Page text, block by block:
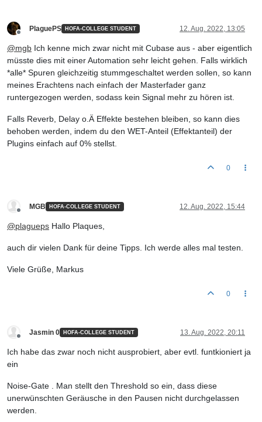
PlaguePS HOFA-COLLEGE STUDENT 12. Aug. 2022, 13:05
@mgb Ich kenne mich zwar nicht mit Cubase aus - aber eigentlich
müsste dies mit einer Automation sehr leicht gehen. Falls wirklich
*alle* Spuren gleichzeitig stummgeschaltet werden sollen, so kann
meines Erachtens nach einfach der Masterfader ganz
runtergezogen werden, sodass kein Signal mehr zu hören ist.
Falls Reverb, Delay o.Ä Effekte bestehen bleiben, so kann dies
behoben werden, indem du den WET-Anteil (Effektanteil) der
Plugins einfach auf 0% stellst.
0
MGB HOFA-COLLEGE STUDENT 12. Aug. 2022, 15:44
@plagueps Hallo Plaques,
auch dir vielen Dank für deine Tipps. Ich werde alles mal testen.
Viele Grüße, Markus
0
Jasmin 0 HOFA-COLLEGE STUDENT 13. Aug. 2022, 20:11
Ich habe das zwar noch nicht ausprobiert, aber evtl. funtkioniert ja
ein
Noise-Gate . Man stellt den Threshold so ein, dass diese
unerwünschten Geräusche in den Pausen nicht durchgelassen
werden.